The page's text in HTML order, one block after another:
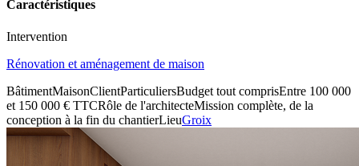
Caractéristiques
Intervention
Rénovation et aménagement de maison
BâtimentMaisonClientParticuliersBudget tout comprisEntre 100 000
et 150 000 € TTCRôle de l'architecteMission complète, de la
conception à la fin du chantierLieuGroix